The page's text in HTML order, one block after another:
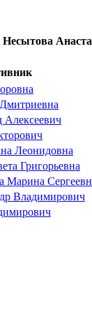
Леонидовна
Григорьевна
Марина
Владимирович